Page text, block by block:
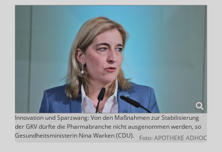
Innovation und Sparzwang: Von den Maßnahmen zur Stabilisierung
der GKV dürfte die Pharmabranche nicht ausgenommen werden, so
Gesundheitsministerin Nina Warken (CDU).
Foto: APOTHEKE ADHOC